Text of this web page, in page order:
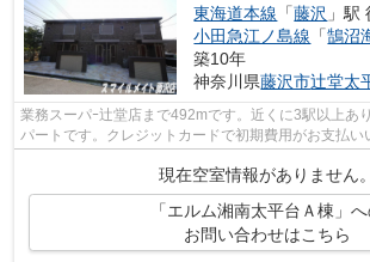
東海道本線 「藤沢 」駅
小田急江ノ島線 「鵠沼
築10年
神奈川県藤沢市辻堂太
業務スーパｰ辻堂店まで492mです。近くに3駅以上あ
パートです。クレジットカードで初期費用がお支払い
現在空室情報がありません。
「エルム湘南太平台Ａ棟」
お問い合わせはこちら